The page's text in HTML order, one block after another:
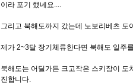
이라 포기 했네요....
그리고 북해도까지 갔는데 노보리베츠 도
제가 2~3달 장기체류한다면 북해도 일주
북해도는 어딜가든 크고작은 스키장이
진합니다.